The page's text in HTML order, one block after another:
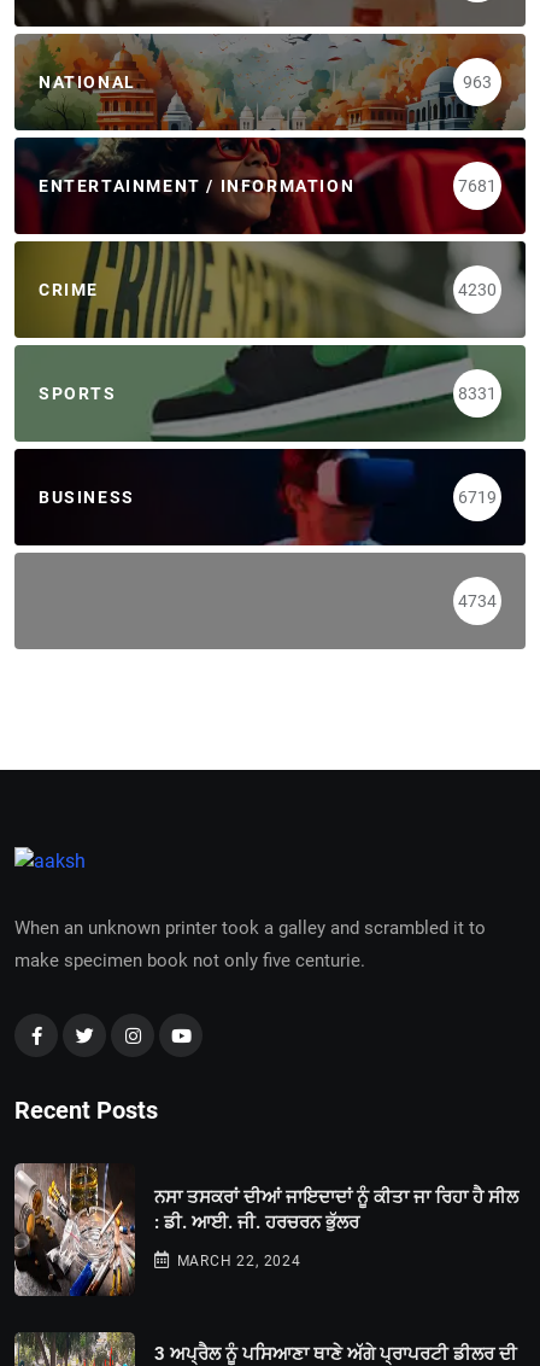
NATIONAL 963
ENTERTAINMENT / INFORMATION 7681
CRIME 4230
SPORTS 8331
BUSINESS 6719
4734
When an unknown printer took a galley and scrambled it to
make specimen book not only five centurie.
Recent Posts
ਨਸਾ ਤਸਕਰਾਂ ਦੀਆਂ ਜਾਇਦਾਦਾਂ ਨੂੰ ਕੀਤਾ ਜਾ ਰਿਹਾ ਹੈ ਸੀਲ
: ਡੀ. ਆਈ. ਜੀ. ਹਰਚਰਨ ਭੁੱਲਰ
MARCH 22, 2024
3 ਅਪ੍ਰੈਲ ਨੂੰ ਪਸਿਆਣਾ ਥਾਣੇ ਅੱਗੇ ਪ੍ਰਾਪਰਟੀ ਡੀਲਰ ਦੀ